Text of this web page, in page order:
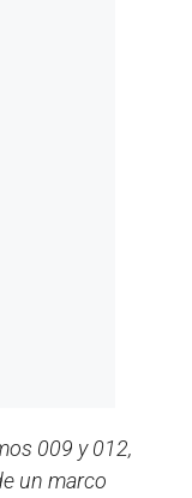
009 y 012,
un marco